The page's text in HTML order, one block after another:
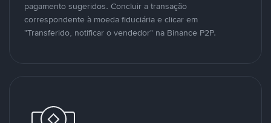
pagamento sugeridos. Concluir a transação
correspondente à moeda fiduciária e clicar em
"Transferido, notificar o vendedor" na Binance P2P.